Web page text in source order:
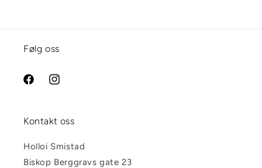
Følg oss
FacebookInstagram
Kontakt oss
Holloi Smistad
Biskop Berggravs gate 23